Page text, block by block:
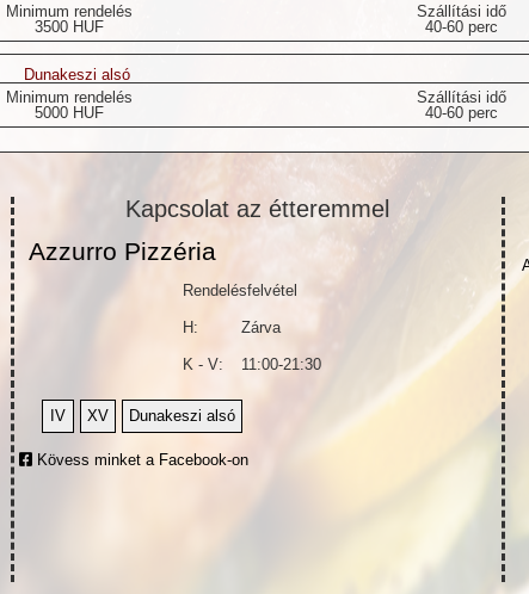
Minimum rendelés
Szállítási idő
3500 HUF 40-60 perc
Dunakeszi alsó
Minimum rendelés
Szállítási idő
5000 HUF 40-60 perc
Kapcsolat az étteremmel
Azzurro Pizzéria
Rendelésfelvétel
H: Zárva
K - V: 11:00-21:30
IV XV Dunakeszi alsó
Kövess minket a Facebook-on